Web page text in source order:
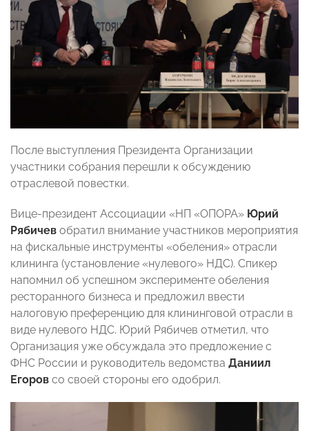
После выступления Президента Организации
участники собрания перешли к обсуждению
отраслевой повестки.
Вице-президент Ассоциации «НП «ОПОРА» Юрий
Рябичев обратил внимание участников мероприятия
на фискальные инструменты «обеления» отрасли
клининга (установление «нулевого» НДС). Спикер
напомнил об успешном эксперименте обеления
ресторанного бизнеса и предложил ввести
налоговую преференцию для клининговой отрасли в
виде нулевого НДС. Юрий Рябичев отметил, что
Организация уже обсуждала это предложение с
ФНС России и руководитель ведомства Даниил
Егоров со своей стороны его одобрил.